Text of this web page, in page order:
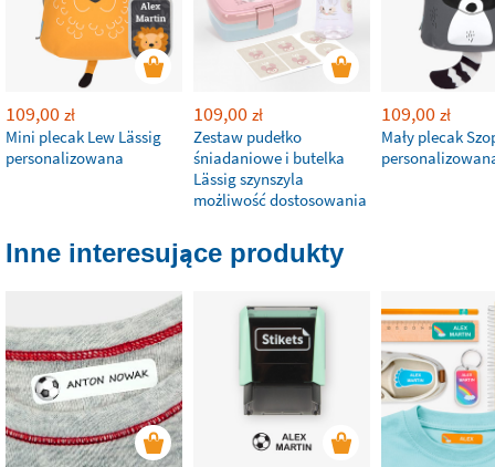
109,00 zł
Mini plecak Lew Lässig
personalizowana
109,00 zł
Zestaw pudełko
śniadaniowe i butelka
Lässig szynszyla
możliwość dostosowania
109,00 zł
Mały plecak
Inne interesujące produkty